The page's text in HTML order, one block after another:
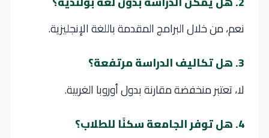
نعم، من خلال البرامج المقدمة باللغة الإنجليزية.
3. هل تكاليف الدراسة مرتفعة؟
لا، تعتبر منخفضة مقارنة بدول أوروبا الغربية.
4. هل توفر الجامعة سكنًا للطلاب؟